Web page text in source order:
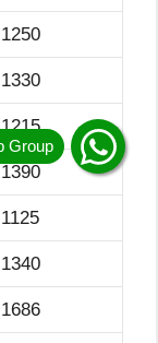
1250
1330
1215
1390
1125
1340
1686